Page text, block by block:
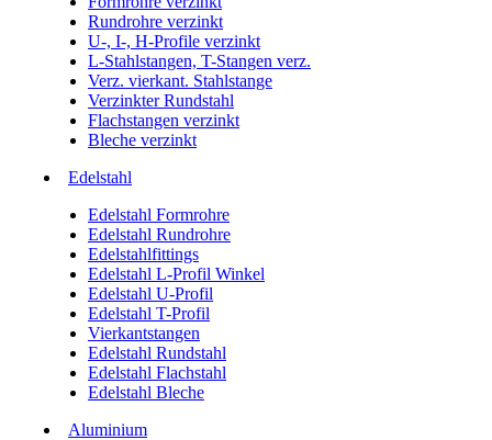
Rundrohre verzinkt
U-, I-, H-Profile verzinkt
L-Stahlstangen, T-Stangen verz.
Verz. vierkant. Stahlstange
Verzinkter Rundstahl
Flachstangen verzinkt
Bleche verzinkt
Edelstahl
Edelstahl Formrohre
Edelstahl Rundrohre
Edelstahlfittings
Edelstahl L-Profil Winkel
Edelstahl U-Profil
Edelstahl T-Profil
Vierkantstangen
Edelstahl Rundstahl
Edelstahl Flachstahl
Edelstahl Bleche
Aluminium